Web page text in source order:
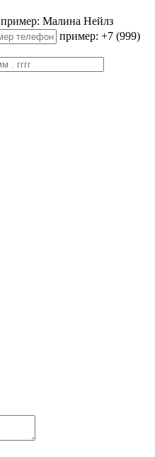
пример: Малина Нейлз
пример: +7 (999)